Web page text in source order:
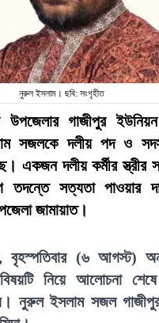
নুরুল ইসলাম। ছবি: সংগৃহীত
উপজেলার গাজীপুর ইউনিয়ন
সজলকে দলীয় পদ ও
একজন দলীয় কর্মীর স্ত্রীর
তদন্তে সত্যতা পাওয়ার
জামায়াত।
বৃহস্পতিবার (৬ আগস্ট)
নিয়ে আলোচনা শেষে
নুরুল ইসলাম সজল